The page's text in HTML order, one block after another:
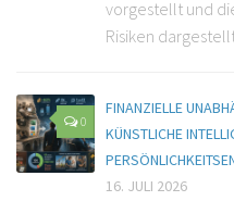
vorgestellt und
Risiken
0
FINANZIELLE
KÜNSTLICHE
16. JULI 2026